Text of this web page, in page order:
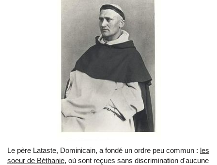
Le père Lataste, Dominicain, a fondé un ordre peu commun : les
soeur de Béthanie, où sont reçues sans discrimination d'aucune